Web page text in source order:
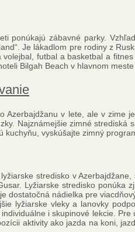
ponúkajú zábavné parky.
Je lákadlom pre rodiny z
futbal a basketbal a
Bilgah Beach v hlavnom
Azerbajdžanu v lete, ale v zime
Najznámejšie zimné
vyskúšajte zimný
stredisko v
Lyžiarske stredisko ponúka
dostatočná nádielka pre
lyžiarske vleky a lanovky
​​i skupinové lekcie.
aktivity ako jazda na koni,